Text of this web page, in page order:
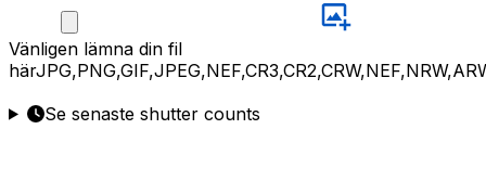
Vänligen lämna din fil
här
Se senaste shutter counts